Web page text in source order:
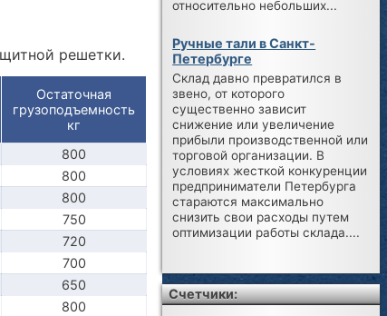
решетки.
Остаточная
грузоподъемность
кг
800
800
800
750
720
700
650
800
относительно небольших...
Ручные тали в Санкт-
Петербурге
Склад давно превратился в
звено, от которого
существенно зависит
снижение или увеличение
прибыли производственной или
торговой организации. В
условиях жесткой конкуренции
предприниматели Петербурга
стараются максимально
снизить свои расходы путем
оптимизации работы склада....
Счетчики: